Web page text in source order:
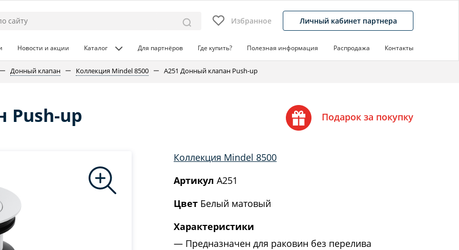
Избранное Личный кабинет партнера
Новости и акции Каталог Для партнёров Где купить? Полезная информация Распродажа Контакты
Донный клапан Коллекция Mindel 8500 A251 Донный клапан Push-up
Push-up Подарок за покупку
Коллекция Mindel 8500
Артикул A251
Цвет Белый матовый
Характеристики
Предназначен для раковин без перелива